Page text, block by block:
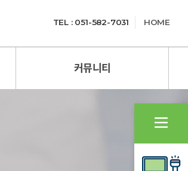
TEL : 051-582-7031 HOME
커뮤니티